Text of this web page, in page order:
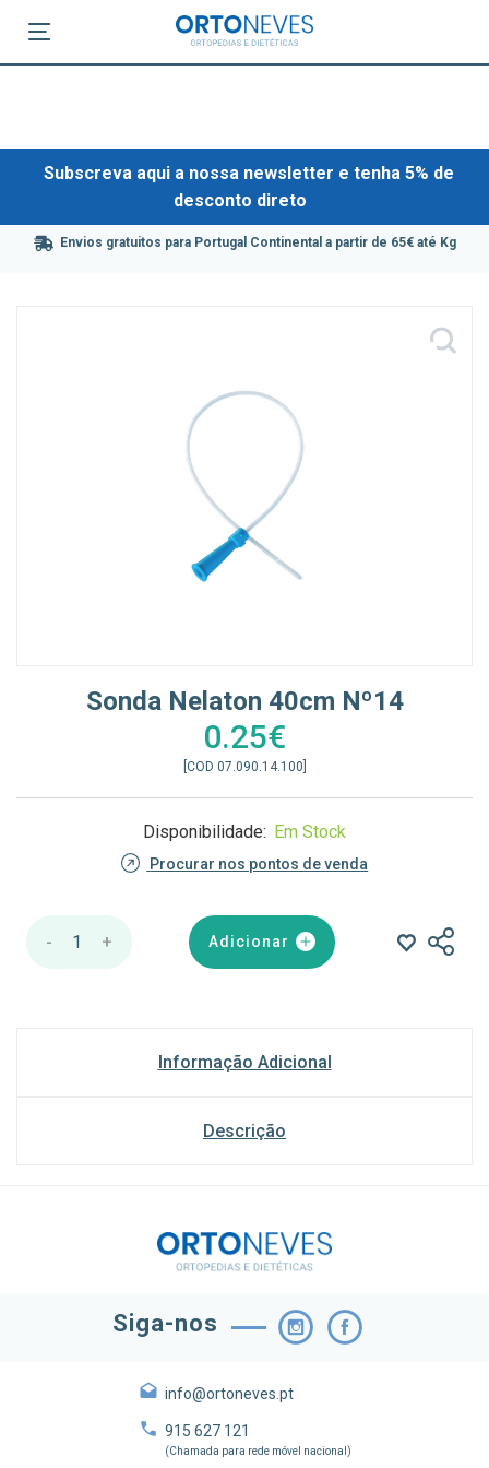
Subscreva aqui a nossa newsletter e tenha 5% de
desconto direto
Envios gratuitos para Portugal Continental a partir de 65€ até Kg
Sonda Nelaton 40cm Nº14
0.25€
[COD 07.090.14.100]
Disponibilidade: Em Stock
Procurar nos pontos de venda
- 1 + Adicionar
Informação Adicional
Descrição
Siga-nos
info@ortoneves.pt
915 627 121
(Chamada para rede móvel nacional)